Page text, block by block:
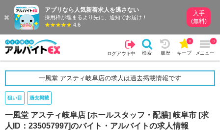
アプリなら人気新着求人を逃さない
採用枠が埋まるより先に、通知でお届け！
4.6
入手
(無料)
ログアウト中 検索 履歴 キープ
0
メニュー
0
一風堂 アスティ岐阜店の求人は過去掲載情報です
狙い目 過去掲載
一風堂 アスティ岐阜店 [ホールスタッフ・配膳] 岐阜市 [求
人ID：235057997]のバイト・アルバイトの求人情報